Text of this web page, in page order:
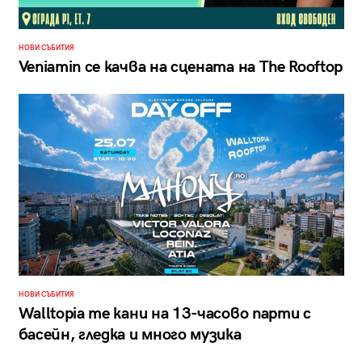
НОВИ СЪБИТИЯ
Veniamin се качва на сцената на The Rooftop
НОВИ СЪБИТИЯ
Walltopia те кани на 13-часово парти с
басейн, гледка и много музика